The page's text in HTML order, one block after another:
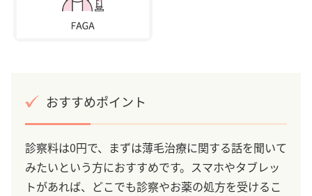
おすすめポイント
診察料は0円で、まずは薄毛治療に関する話を聞いて
みたいという方におすすめです。スマホやタブレッ
トがあれば、どこでも診察やお薬の処方を受けるこ